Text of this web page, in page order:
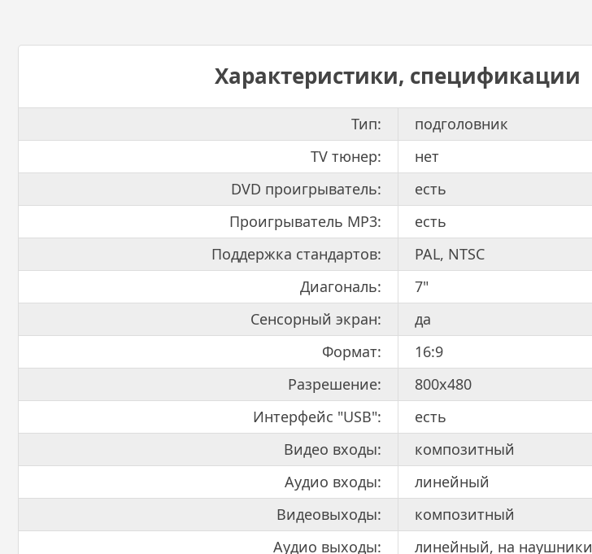
Характеристики, спецификации
Тип:
подголовник
TV тюнер:
нет
DVD проигрыватель:
есть
Проигрыватель MP3:
есть
Поддержка стандартов:
PAL, NTSC
Диагональ:
7"
Сенсорный экран:
да
Формат:
16:9
Разрешение:
800x480
Интерфейс "USB":
есть
Видео входы:
композитный
Аудио входы:
линейный
Видеовыходы:
композитный
Аудио выходы:
линейный, на наушники